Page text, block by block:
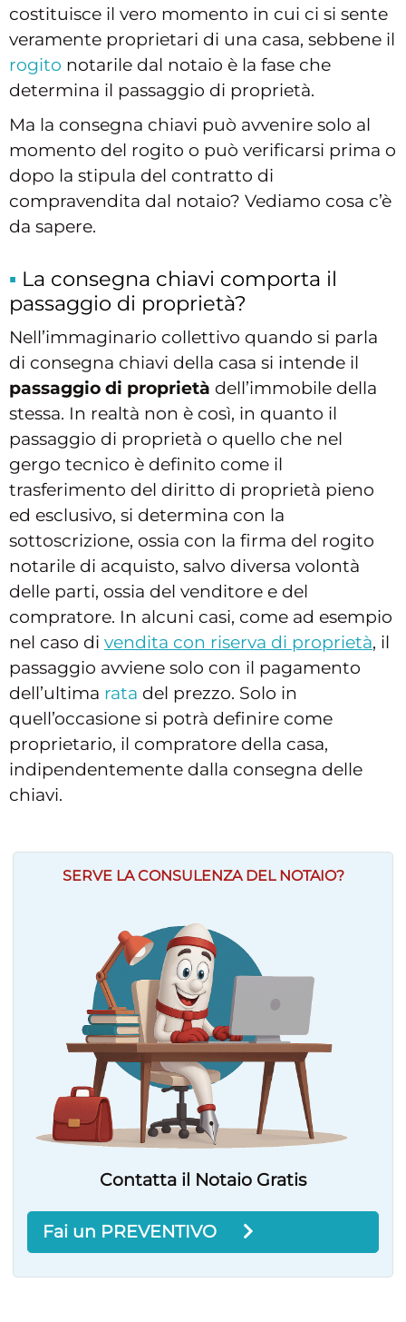
costituisce il vero momento in cui ci si sente
veramente proprietari di una casa, sebbene il
rogito notarile dal notaio è la fase che
determina il passaggio di proprietà.
Ma la consegna chiavi può avvenire solo al
momento del rogito o può verificarsi prima o
dopo la stipula del contratto di
compravendita dal notaio? Vediamo cosa c’è
da sapere.
La consegna chiavi comporta il
passaggio di proprietà?
Nell’immaginario collettivo quando si parla
di consegna chiavi della casa si intende il
passaggio di proprietà dell’immobile della
stessa. In realtà non è così, in quanto il
passaggio di proprietà o quello che nel
gergo tecnico è definito come il
trasferimento del diritto di proprietà pieno
ed esclusivo, si determina con la
sottoscrizione, ossia con la firma del rogito
notarile di acquisto, salvo diversa volontà
delle parti, ossia del venditore e del
compratore. In alcuni casi, come ad esempio
nel caso di vendita con riserva di proprietà, il
passaggio avviene solo con il pagamento
dell’ultima rata del prezzo. Solo in
quell’occasione si potrà definire come
proprietario, il compratore della casa,
indipendentemente dalla consegna delle
chiavi.
SERVE LA CONSULENZA DEL NOTAIO?
Contatta il Notaio Gratis
Fai un PREVENTIVO